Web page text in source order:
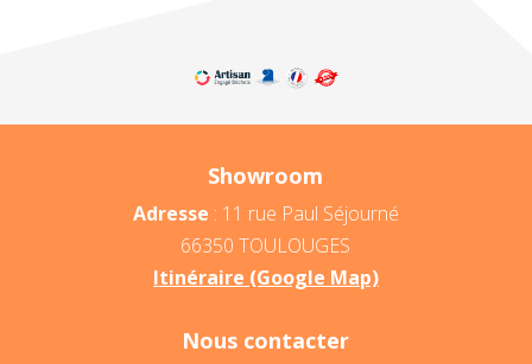
Showroom
Adresse : 11 rue Paul Séjourné
66350 TOULOUGES
Itinéraire (Google Map)
Nous contacter